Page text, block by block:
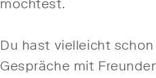
möchtest.
Du hast vielleicht
Gespräche mit